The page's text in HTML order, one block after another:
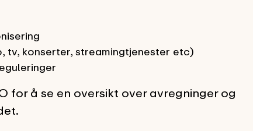
tv, konserter, streamingtjenester etc)
for å se en oversikt over avregninger og